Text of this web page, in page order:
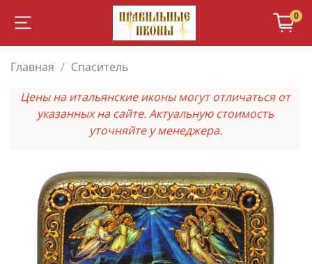
0
Главная
Спаситель
Цены на итальянские иконы могут отличаться от
указанных на сайте. Актуальную стоимость
уточняйте у менеджера.